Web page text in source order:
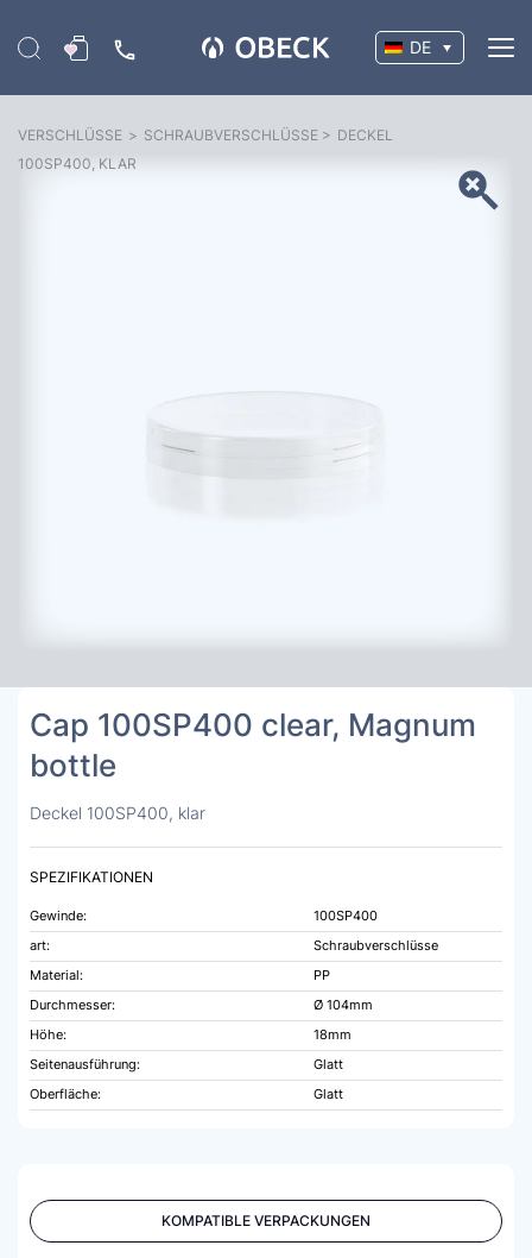
DE
VERSCHLÜSSE > SCHRAUBVERSCHLÜSSE > DECKEL
100SP400, KLAR
Cap 100SP400 clear, Magnum
bottle
Deckel 100SP400, klar
SPEZIFIKATIONEN
Gewinde:
100SP400
art:
Schraubverschlüsse
Material:
PP
Durchmesser:
Ø 104mm
Höhe:
18mm
Seitenausführung:
Glatt
Oberfläche:
Glatt
KOMPATIBLE VERPACKUNGEN